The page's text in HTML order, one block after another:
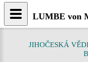
JIHOČESKÁ
LUMBE von